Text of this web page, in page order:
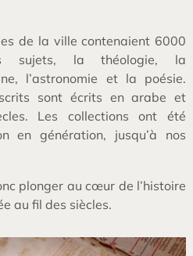
de la ville contenaient 6000
sujets, la théologie, la
l’astronomie et la poésie.
sont écrits en arabe et
Les collections ont été
en génération, jusqu’à nos
plonger au cœur de l’histoire
au fil des siècles.